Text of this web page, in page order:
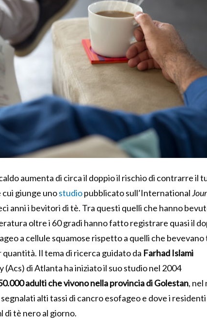
aumenta di circa il doppio il rischio di contrarre il
cui giunge unostudiopubblicato sull’International
anni i bevitori di tè. Tra questi quelli che hanno
oltre i 60 gradi hanno fatto registrare quasi il
a cellule squamose rispetto a quelli che bevevano
Il tema di ricerca guidato da Farhad Islami
(Acs) di Atlanta ha iniziato il suo studio nel 2004
adulti che vivono nella provincia di Golestan, nel
alti tassi di cancro esofageo e dove i residenti
di tè nero al giorno.